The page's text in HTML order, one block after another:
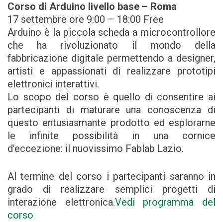
Corso di Arduino livello base – Roma
17 settembre ore 9:00 – 18:00 Free
Arduino è la piccola scheda a microcontrollore
che ha rivoluzionato il mondo della
fabbricazione digitale permettendo a designer,
artisti e appassionati di realizzare prototipi
elettronici interattivi.
Lo scopo del corso è quello di consentire ai
partecipanti di maturare una conoscenza di
questo entusiasmante prodotto ed esplorarne
le infinite possibilità in una cornice
d’eccezione: il nuovissimo Fablab Lazio.
Al termine del corso i partecipanti saranno in
grado di realizzare semplici progetti di
interazione elettronica.Vedi programma del
corso